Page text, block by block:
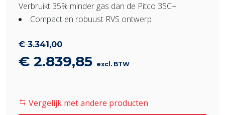
Verbruikt 35% minder gas dan de Pitco 35C+
Compact en robuust RVS ontwerp
€3.341,00
Oorspronkelijke
was:
€ 2.839,85Huidige
is:
excl. BTW
Vergelijk met andere producten